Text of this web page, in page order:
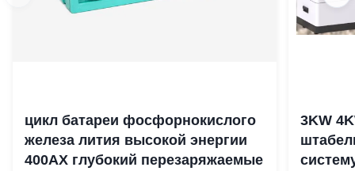
цикл батареи фосфорнокислого
железа лития высокой энергии
400АХ глубокий перезаряжаемые
3KW